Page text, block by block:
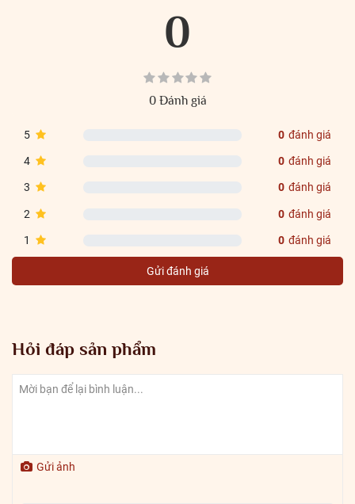
0
0 Đánh giá
5 0 đánh giá
4 0 đánh giá
3 0 đánh giá
2 0 đánh giá
1 0 đánh giá
Gửi đánh giá
Hỏi đáp sản phẩm
Gửi ảnh